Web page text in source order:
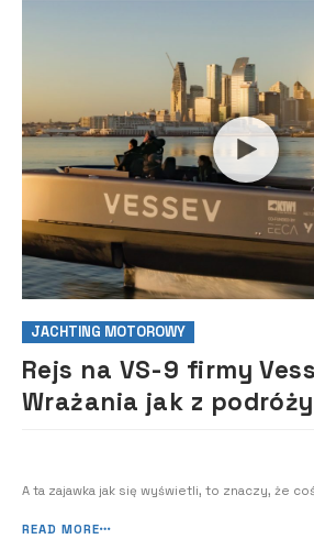
JACHTING MOTOROWY
Rejs na VS-9 firmy
Wrażania jak z
A ta zajawka jak się wyświetli, to znaczy, że
READ MORE